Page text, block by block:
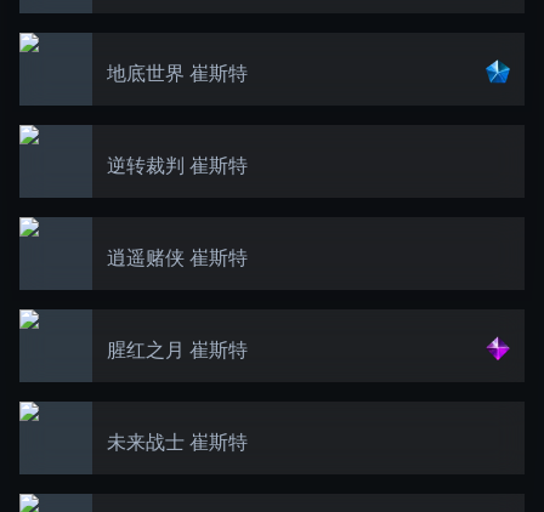
地底世界 崔斯特
逆转裁判 崔斯特
逍遥赌侠 崔斯特
腥红之月 崔斯特
未来战士 崔斯特